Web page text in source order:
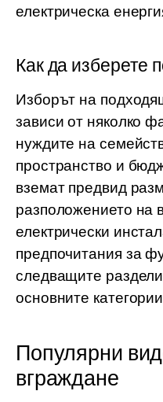
електрическа
Как да изберете
Изборът на
зависи от няколко
нуждите на
пространство и
вземат предвид
разположението на
електрически
предпочитания за
следващите
основните
Популярни
вграждане